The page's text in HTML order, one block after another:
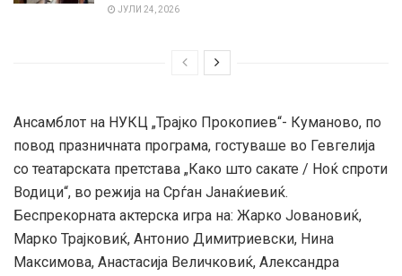
ЈУЛИ 24, 2026
Ансамблот на НУКЦ „Трајко Прокопиев“- Куманово, по
повод празничната програма, гостуваше во Гевгелија
со театарската претстава „Како што сакате / Ноќ спроти
Водици“, во режија на Срѓан Јанаќиевиќ.
Беспрекорната актерска игра на: Жарко Јовановиќ,
Марко Трајковиќ, Антонио Димитриевски, Нина
Максимова, Анастасија Величковиќ, Александра